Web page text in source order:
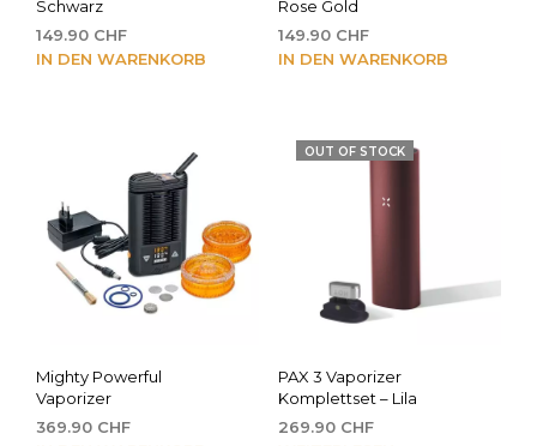
Schwarz
149.90 CHF
IN DEN WARENKORB
Rose Gold
149.90 CHF
IN DEN WARENKORB
Mighty Powerful
Vaporizer
369.90 CHF
OUT OF STOCK
PAX 3 Vaporizer
Komplettset – Lila
269.90 CHF